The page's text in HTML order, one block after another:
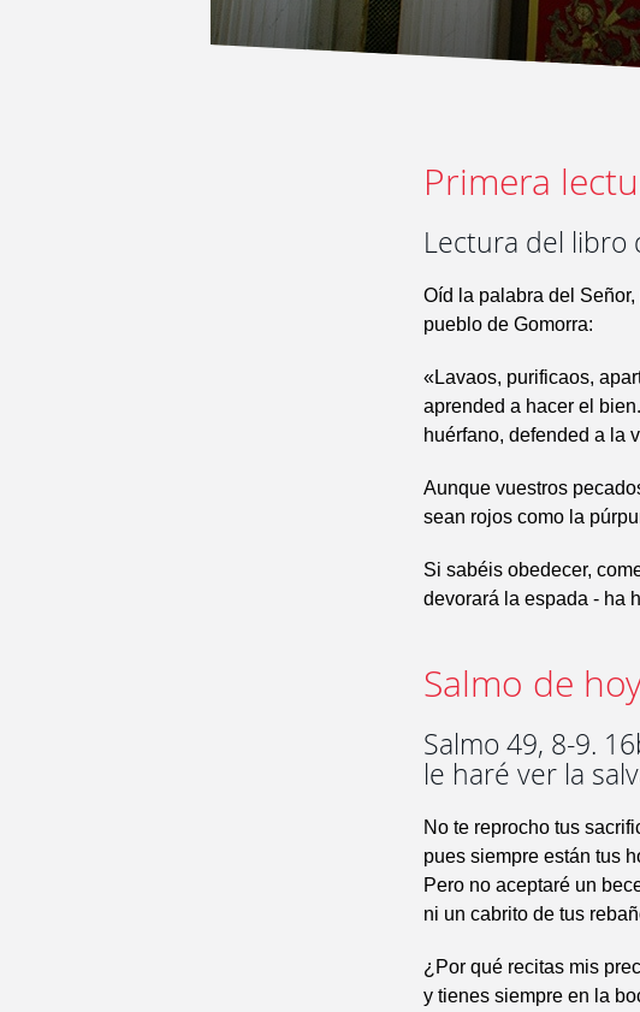
Primera
Lectura del libro
Oíd la palabra del
pueblo de Gomorra:
«Lavaos, purificaos,
aprended a hacer el
huérfano, defended a la
Aunque vuestros
sean rojos como la
Si sabéis obedecer,
devorará la espada - ha
Salmo de
Salmo 49, 8-9.
le haré ver la
No te reprocho tus
pues siempre están tus
Pero no aceptaré un
ni un cabrito de tus
¿Por qué recitas mis
y tienes siempre en la